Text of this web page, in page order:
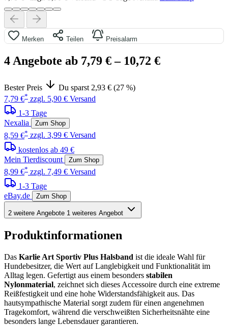
Merken Teilen Preisalarm
4 Angebote ab 7,79 €– 10,72 €
Bester Preis
Du sparst 2,93 € (27 %)
7,79 €* zzgl. 5,90 € Versand
1-3 Tage
Nexalia
Zum Shop
8,59 €* zzgl. 3,99 € Versand
kostenlos ab 49 €
Mein Tierdiscount
Zum Shop
8,99 €* zzgl. 7,49 € Versand
1-3 Tage
eBay.de
Zum Shop
2 weitere Angebote 1 weiteres Angebot
Produktinformationen
Das Karlie Art Sportiv Plus Halsband ist die ideale Wahl für
Hundebesitzer, die Wert auf Langlebigkeit und Funktionalität im
Alltag legen. Gefertigt aus einem besonders stabilen
Nylonmaterial, zeichnet sich dieses Accessoire durch eine extreme
Reißfestigkeit und eine hohe Widerstandsfähigkeit aus. Das
hautsympathische Material sorgt zudem für einen angenehmen
Tragekomfort, während die verschweißten Sicherheitsnähte eine
besonders lange Lebensdauer garantieren.